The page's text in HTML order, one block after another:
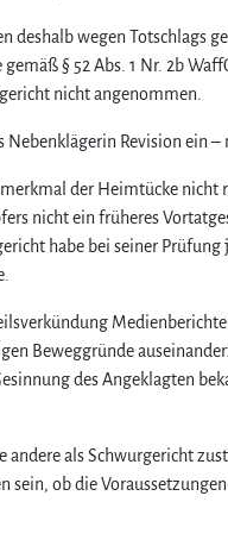
deshalb wegen Totschlags
§ 52 Abs. 1 Nr. 2b
nicht angenommen.
Nebenklägerin Revision ein –
der Heimtücke
nicht ein früheres
habe bei seiner
Beweggründe
des Angeklagten
andere als Schwurgericht
ob die